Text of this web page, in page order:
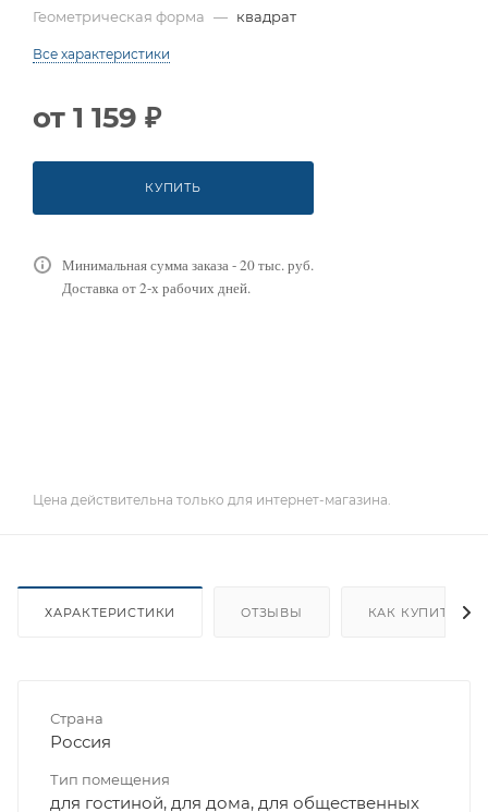
Геометрическая форма — квадрат
Все характеристики
от 1 159 ₽
КУПИТЬ
Минимальная сумма заказа - 20 тыс. руб.
Доставка от 2-х рабочих дней.
Цена действительна только для интернет-магазина.
ХАРАКТЕРИСТИКИ ОТЗЫВЫ КАК КУПИТЬ
Страна
Россия
Тип помещения
для гостиной, для дома, для общественных